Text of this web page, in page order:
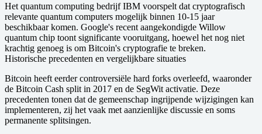
Het quantum computing bedrijf IBM voorspelt dat cryptografisch
relevante quantum computers mogelijk binnen 10-15 jaar
beschikbaar komen. Google's recent aangekondigde Willow
quantum chip toont significante vooruitgang, hoewel het nog niet
krachtig genoeg is om Bitcoin's cryptografie te breken.
Historische precedenten en vergelijkbare situaties
Bitcoin heeft eerder controversiële hard forks overleefd, waaronder
de Bitcoin Cash split in 2017 en de SegWit activatie. Deze
precedenten tonen dat de gemeenschap ingrijpende wijzigingen kan
implementeren, zij het vaak met aanzienlijke discussie en soms
permanente splitsingen.